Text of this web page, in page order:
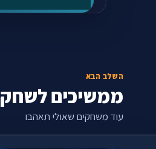
השלב הבא
ממשיכים לשחק
עוד משחקים שאולי תאהבו